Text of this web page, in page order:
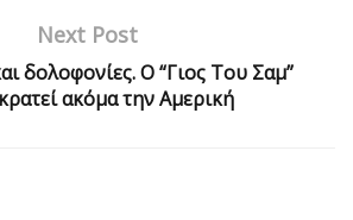
Next Post
δολοφονίες. Ο “Γιος Του Σαμ”
ακόμα την Αμερική